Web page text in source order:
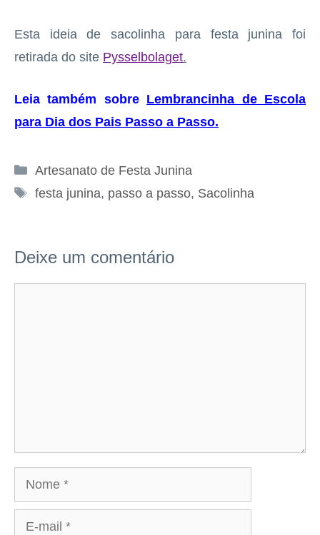
Esta ideia de sacolinha para festa junina foi
retirada do site Pysselbolaget.
Leia também sobre Lembrancinha de Escola
para Dia dos Pais Passo a Passo.
Categorias
Artesanato de Festa Junina
Tags
festa junina, passo a passo, Sacolinha
Deixe um comentário
Nome